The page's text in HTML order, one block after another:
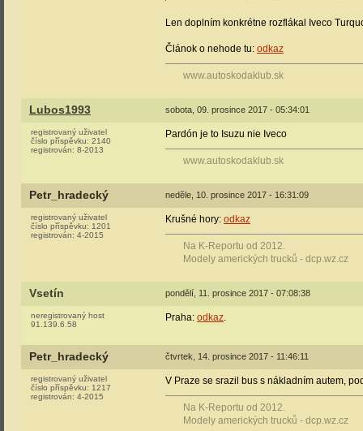
Len doplním konkrétne rozflákal Iveco
Článok o nehode tu: odkaz
www.autoskodaklub.sk
Lubos1993 sobota, 09. prosince 2017 - 05:34:01
registrovaný uživatel
číslo příspěvku: 2140
registrován: 8-2013
Pardón je to Isuzu nie Iveco
www.autoskodaklub.sk
Petr_hradecký neděle, 10. prosince 2017 - 16:31:09
registrovaný uživatel
číslo příspěvku: 1201
registrován: 4-2015
Krušné hory: odkaz
Na K-Reportu od 2012.
Modely amerických trucků - dcp.wz.cz
Vsetín pondělí, 11. prosince 2017 - 07:08:38
neregistrovaný host
91.139.6.58
Praha: odkaz.
Petr_hradecký čtvrtek, 14. prosince 2017 - 11:46:11
registrovaný uživatel
číslo příspěvku: 1217
registrován: 4-2015
V Praze se srazil bus s nákladním autem,
Na K-Reportu od 2012.
Modely amerických trucků - dcp.wz.cz